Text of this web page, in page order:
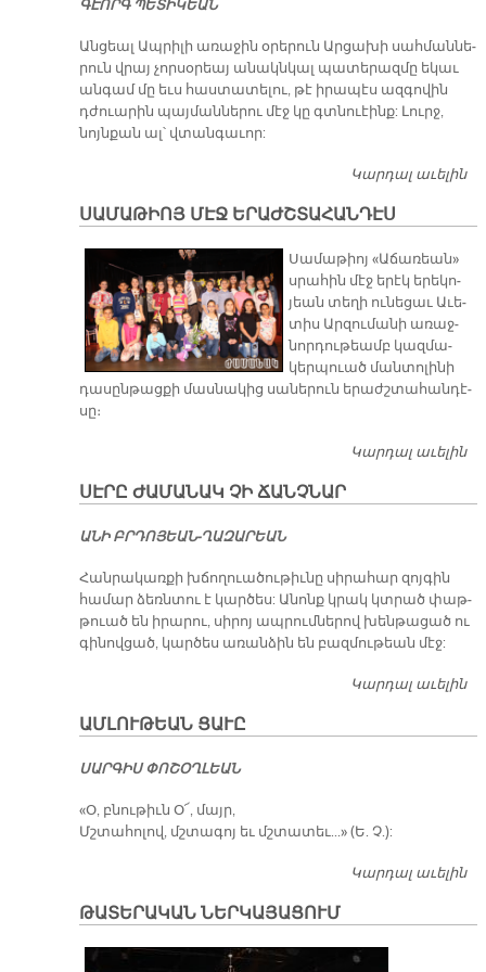
ԳԷՈՐԳ ՊԵՏԻԿԵԱՆ
​Ան­ցեալ Ապ­րի­լի ա­ռա­ջին օ­րե­րուն Ար­ցա­խի սահ­ման­նե­
րուն վրայ չոր­սօ­րեայ ա­նակն­կալ պա­տե­րազ­մը ե­կաւ
ան­գամ մը եւս հաս­տա­տե­լու, թէ ի­րա­պէս ազ­գո­վին
դժուա­րին պայ­ման­նե­րու մէջ կը գտնուէինք: Լուրջ,
նոյն­քան ալ՝ վտան­գա­ւոր:
Կարդալ աւելին
ՍԱՄԱԹԻՈՅ ՄԷՋ ԵՐԱԺՇՏԱՀԱՆԴԷՍ
Սա­մա­թիոյ «Ա­ճա­ռեան»
սրա­հին մէջ ե­րէկ ե­րե­կո­
յեան տե­ղի ու­նե­ցաւ Ա­ւե­
տիս Ար­զու­մա­նի ա­ռաջ­
նոր­դու­թեամբ կազ­մա­
կեր­պուած ման­տո­լի­նի
դա­սըն­թաց­քի մաս­նա­կից սա­նե­րուն ե­րաժշ­տա­հան­դէ­
սը։
Կարդալ աւելին
ՍԷՐԸ ԺԱՄԱՆԱԿ ՉԻ ՃԱՆՉՆԱՐ
Ա­ՆԻ ԲՐԴՈ­ՅԵԱՆ-ՂԱ­ԶԱ­ՐԵԱՆ
Հան­րա­կառ­քի խճո­ղուա­ծու­թիւ­նը սի­րա­հար զոյ­գին
հա­մար ձեռն­տու է կար­ծես: Ա­նոնք կրակ կտրած փաթ­
թուած են ի­րա­րու, սի­րոյ ապ­րում­նե­րով խեն­թա­ցած ու
գի­նով­ցած, կար­ծես ա­ռան­ձին են բազ­մու­թեան մէջ:
Կարդալ աւելին
ԱՄԼՈՒԹԵԱՆ ՑԱՒԸ
ՍԱՐԳԻՍ ՓՈՇՕՂԼԵԱՆ
​«Օ, բնու­թիւն Օ՜, մայր,
Մշտահ­ոլ­ով, մշտագ­ոյ եւ մշտատ­եւ...» (Ե. Չ.):
Կարդալ աւելին
ԹԱՏԵՐԱԿԱՆ ՆԵՐԿԱՅԱՑՈՒՄ